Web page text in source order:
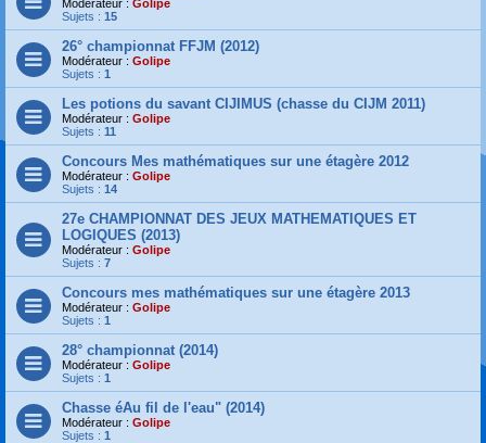
Modérateur : Golipe
Sujets : 15
26° championnat FFJM (2012)
Modérateur : Golipe
Sujets : 1
Les potions du savant CIJIMUS (chasse du CIJM 2011)
Modérateur : Golipe
Sujets : 11
Concours Mes mathématiques sur une étagère 2012
Modérateur : Golipe
Sujets : 14
27e CHAMPIONNAT DES JEUX MATHEMATIQUES ET
LOGIQUES (2013)
Modérateur : Golipe
Sujets : 7
Concours mes mathématiques sur une étagère 2013
Modérateur : Golipe
Sujets : 1
28° championnat (2014)
Modérateur : Golipe
Sujets : 1
Chasse éAu fil de l'eau" (2014)
Modérateur : Golipe
Sujets : 1